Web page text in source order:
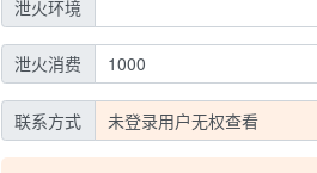
泄火环境
泄火消费 1000
联系方式 未登录用户无权查看